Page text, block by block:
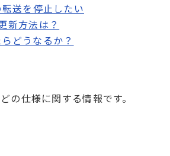
送を停止したい
新方法は？
どうなるか？
の仕様に関する情報です。